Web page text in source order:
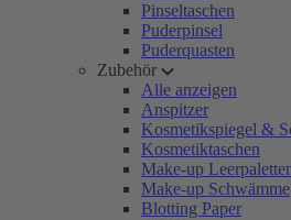
Pinseltaschen
Puderpinsel
Puderquasten
Zubehör
Alle anzeigen
Anspitzer
Kosmetikspiegel &
Kosmetiktaschen
Make-up
Make-up Schwämme
Blotting Paper